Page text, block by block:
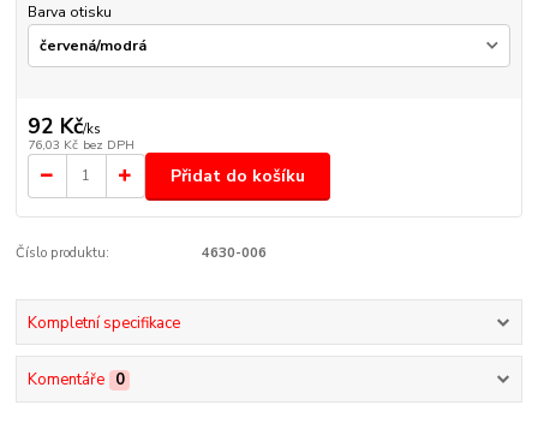
Barva otisku
92 Kč/ks
76,03 Kč bez DPH
Přidat do košíku
Číslo produktu: 4630-006
Kompletní specifikace
Komentáře 0